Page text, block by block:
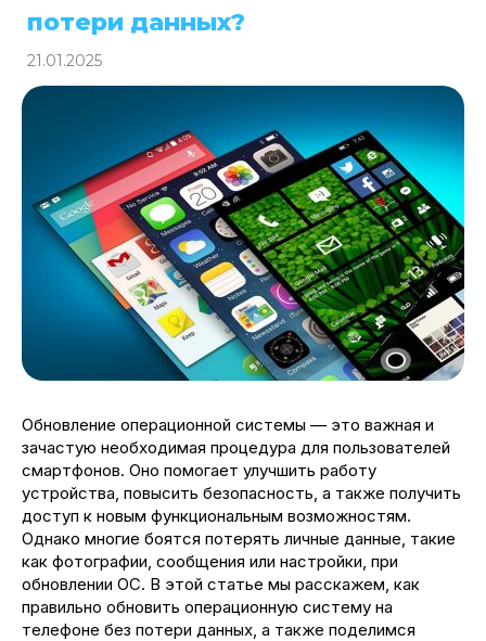
потери данных?
21.01.2025
Обновление операционной системы — это важная и
зачастую необходимая процедура для пользователей
смартфонов. Оно помогает улучшить работу
устройства, повысить безопасность, а также получить
доступ к новым функциональным возможностям.
Однако многие боятся потерять личные данные, такие
как фотографии, сообщения или настройки, при
обновлении ОС. В этой статье мы расскажем, как
правильно обновить операционную систему на
телефоне без потери данных, а также поделимся